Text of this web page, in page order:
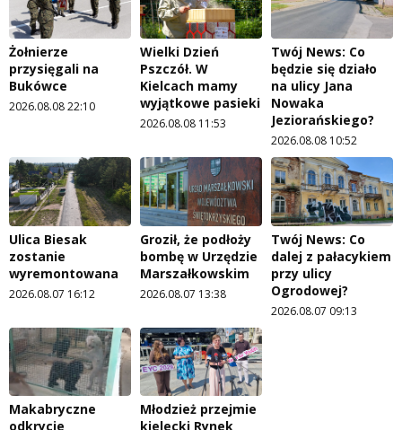
Żołnierze
przysięgali na
Bukówce
2026.08.08 22:10
Wielki Dzień
Pszczół. W
Kielcach mamy
wyjątkowe pasieki
2026.08.08 11:53
Twój News: Co
będzie się działo
na ulicy Jana
Nowaka
Jeziorańskiego?
2026.08.08 10:52
Ulica Biesak
zostanie
wyremontowana
2026.08.07 16:12
Groził, że podłoży
bombę w Urzędzie
Marszałkowskim
2026.08.07 13:38
Twój News: Co
dalej z pałacykiem
przy ulicy
Ogrodowej?
2026.08.07 09:13
Makabryczne
odkrycie
Młodzież przejmie
kielecki Rynek